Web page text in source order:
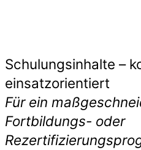
Schulungsinhalte –
einsatzorientiert
Für ein
Fortbildungs- oder